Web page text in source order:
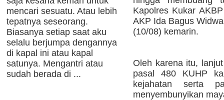
mencari sesuatu. Atau lebih
tepatnya seseorang.
Biasanya setiap saat aku
selalu berjumpa dengannya
di kapal ini atau kapal
satunya. Mengantri atau
sudah berada di ...
Kapolres Kukar
AKP Ida Bagus
(10/08) kemarin.
Oleh karena itu,
pasal 480 KUHP
kejahatan serta
menyembunyikan